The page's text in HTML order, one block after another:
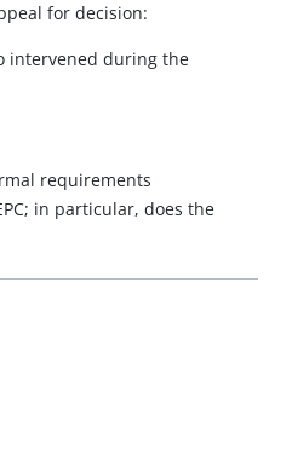
for decision:
intervened during the
requirements
in particular, does the